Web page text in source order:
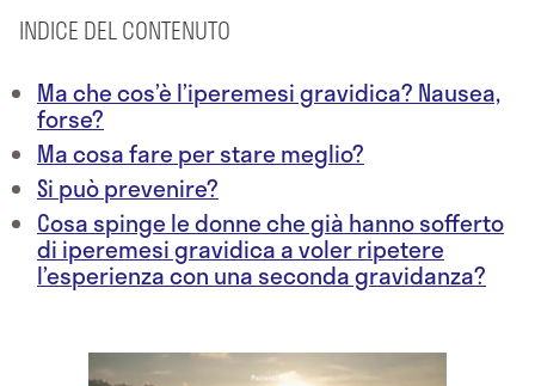
INDICE DEL CONTENUTO
Ma che cos’è l’iperemesi gravidica? Nausea,
forse?
Ma cosa fare per stare meglio?
Si può prevenire?
Cosa spinge le donne che già hanno sofferto
di iperemesi gravidica a voler ripetere
l’esperienza con una seconda gravidanza?